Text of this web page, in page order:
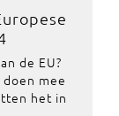
de EU?
mee
het in